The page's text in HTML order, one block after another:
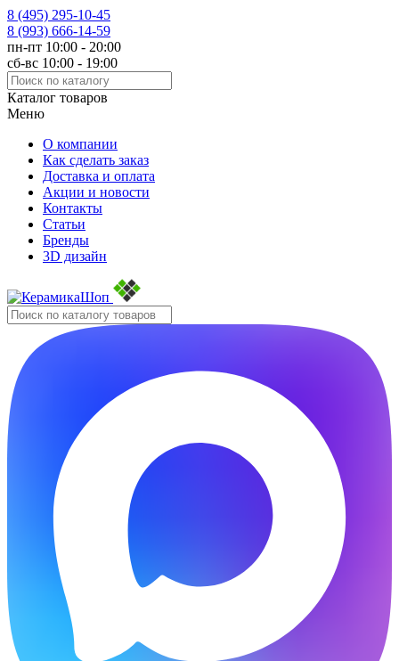
8 (495) 295-10-45
8 (993) 666-14-59
пн-пт 10:00 - 20:00
сб-вс 10:00 - 19:00
Каталог товаров
Меню
О компании
Как сделать заказ
Доставка и оплата
Акции и новости
Контакты
Статьи
Бренды
3D дизайн